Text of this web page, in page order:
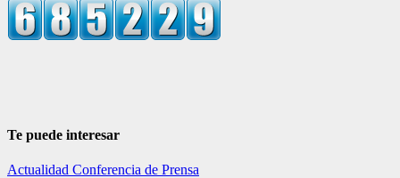
Te puede interesar
Actualidad Conferencia de Prensa